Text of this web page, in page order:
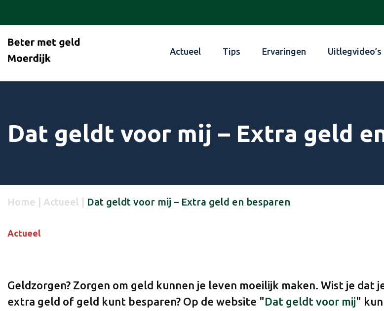
Actueel Tips Ervaringen Uitlegvideo’s
Dat geldt voor mij – Extra geld
Home Actueel Dat geldt voor mij – Extra geld en besparen
Actueel
Geldzorgen? Zorgen om geld kunnen je leven moeilijk maken. Wist je
extra geld of geld kunt besparen? Op de website "Dat geldt voor mij"